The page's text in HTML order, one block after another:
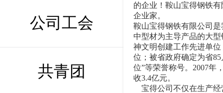
公司工会
共青团
的企业！鞍山宝得钢铁
企业家。
鞍山宝得钢铁有限公司
中型材为主导产品的大
神文明创建工作先进单
位；被省政府确定为省
位”等荣誉称号。2007年
收3.4亿元。
宝得公司不仅在生产经